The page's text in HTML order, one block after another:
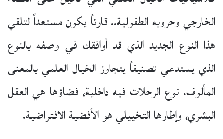
الخارجي وحروبه الطفولية.. قارئاً يكون مستعداً لتلقي
هذا النوع الجديد الذي قد أوافقك في وصفه بالنوع
الذي يستدعي تصنيفاً يتجاوز الخيال العلمي بالمعنى
المألوف. نوع الرحلات فيه داخلية، فضاؤها هي العقل
البشري، وإطارها التخييلي هو الأفضية الافتراضية.